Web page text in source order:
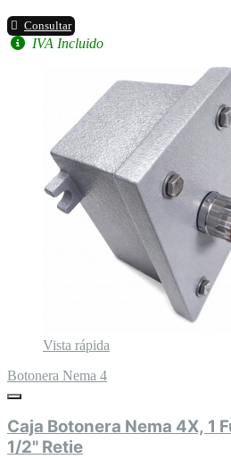
Consultar
IVA Incluido
Vista rápida
Botonera Nema 4
Caja Botonera Nema 4X, 1
1/2" Retie